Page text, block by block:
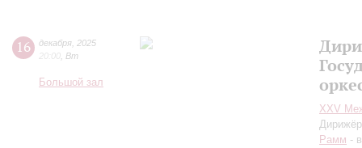
16 декабря 2025
20:00 Вт
Большой зал
XXV
Рамм -